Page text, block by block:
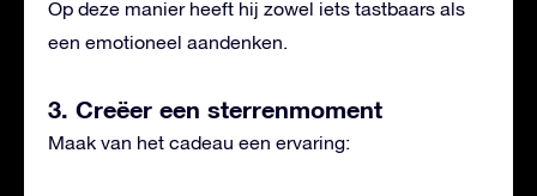
Op deze manier heeft hij zowel iets tastbaars als
een emotioneel aandenken.
3. Creëer een sterrenmoment
Maak van het cadeau een ervaring: